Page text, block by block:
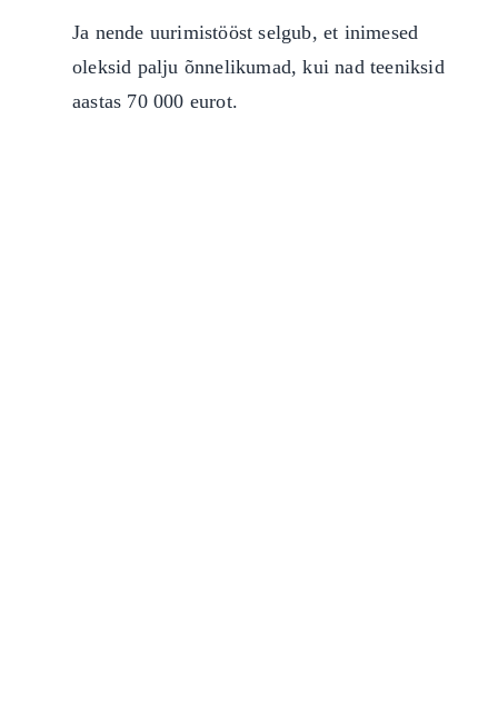
Ja nende uurimistööst selgub, et inimesed
oleksid palju õnnelikumad, kui nad teeniksid
aastas 70 000 eurot.